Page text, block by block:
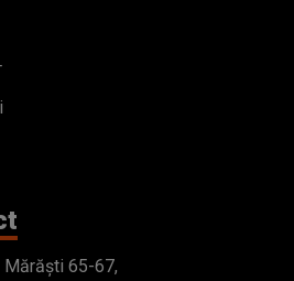
Mărăști 65-67,